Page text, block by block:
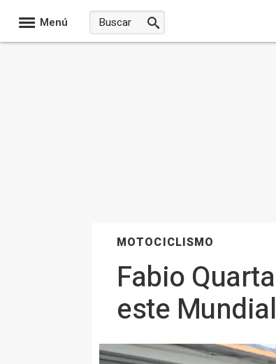
Menú
MOTOCICLISMO
Fabio
este Mundial